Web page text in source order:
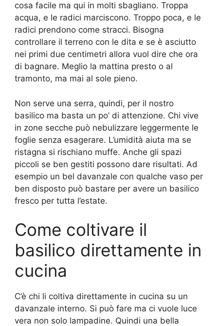
cosa facile ma qui in molti sbagliano. Troppa
acqua, e le radici marciscono. Troppo poca, e le
radici prendono come stracci. Bisogna
controllare il terreno con le dita e se è asciutto
nei primi due centimetri allora vuol dire che ora
di bagnare. Meglio la mattina presto o al
tramonto, ma mai al sole pieno.
Non serve una serra, quindi, per il nostro
basilico ma basta un po’ di attenzione. Chi vive
in zone secche può nebulizzare leggermente le
foglie senza esagerare. L’umidità aiuta ma se
ristagna si rischiano muffe. Anche gli spazi
piccoli se ben gestiti possono dare risultati. Ad
esempio un bel davanzale con qualche vaso per
ben disposto può bastare per avere un basilico
fresco per tutta l’estate.
Come coltivare il
basilico direttamente in
cucina
C’è chi li coltiva direttamente in cucina su un
davanzale interno. Si può fare ma ci vuole luce
vera non solo lampadine. Quindi una bella